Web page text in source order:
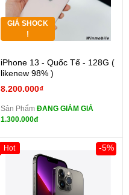
GIÁ SHOCK
!
iPhone 13 - Quốc Tế - 128G (
likenew 98% )
8.200.000₫
Sản Phẩm ĐANG GIẢM GIÁ
1.300.000đ
-5%
Hot